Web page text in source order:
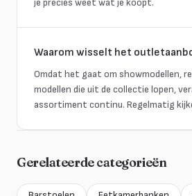
je precies weet wat je koopt.
Waarom wisselt het
Omdat het gaat om showmodellen,
modellen die uit de collectie lopen,
assortiment continu. Regelmatig
Gerelateerde categorieën